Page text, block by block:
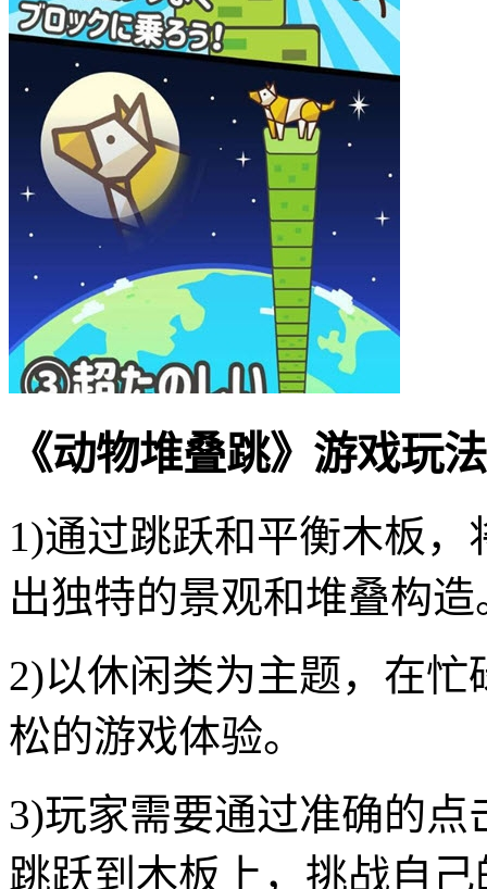
《动物堆叠跳》游戏玩
1)通过跳跃和平衡木板
出独特的景观和堆叠构造
2)以休闲类为主题，在
松的游戏体验。
3)玩家需要通过准确的
跳跃到木板上，挑战自